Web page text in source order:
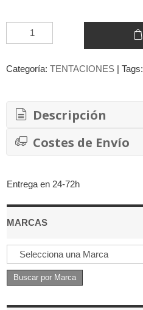
Entrega en 24-72h
MARCAS
Categoría: TENTACIONES | Tags:
Descripción
Costes de Envío